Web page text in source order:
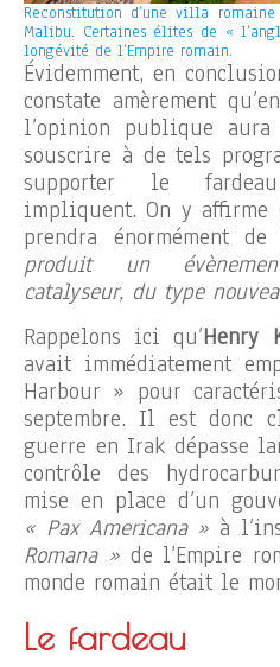
Reconstitution d’une villa
Malibu. Certaines élites de «
longévité de l’Empire romain.
Évidemment, en
constate amèrement
l’opinion publique
souscrire à de tels
supporter le
impliquent. On y affirme
prendra énormément de
produit un
catalyseur, du type
Rappelons ici qu’Henry
avait immédiatement
Harbour » pour
septembre. Il est donc
guerre en Irak dépasse
contrôle des
mise en place d’un
« Pax Americana » à
Romana »de l’Empire
monde romain était le
Le fardeau